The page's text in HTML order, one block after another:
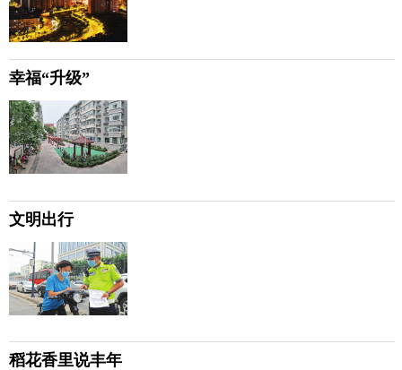
幸福“升级”
文明出行
稻花香里说丰年